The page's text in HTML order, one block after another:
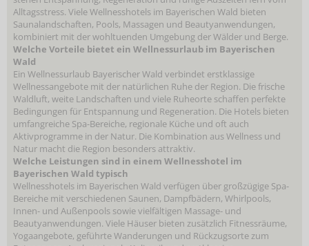
Alltagsstress. Viele Wellnesshotels im Bayerischen Wald bieten
Saunalandschaften, Pools, Massagen und Beautyanwendungen,
kombiniert mit der wohltuenden Umgebung der Wälder und Berge.
Welche Vorteile bietet ein Wellnessurlaub im Bayerischen
Wald
Ein Wellnessurlaub Bayerischer Wald verbindet erstklassige
Wellnessangebote mit der natürlichen Ruhe der Region. Die frische
Waldluft, weite Landschaften und viele Ruheorte schaffen perfekte
Bedingungen für Entspannung und Regeneration. Die Hotels bieten
umfangreiche Spa-Bereiche, regionale Küche und oft auch
Aktivprogramme in der Natur. Die Kombination aus Wellness und
Natur macht die Region besonders attraktiv.
Welche Leistungen sind in einem Wellnesshotel im
Bayerischen Wald typisch
Wellnesshotels im Bayerischen Wald verfügen über großzügige Spa-
Bereiche mit verschiedenen Saunen, Dampfbädern, Whirlpools,
Innen- und Außenpools sowie vielfältigen Massage- und
Beautyanwendungen. Viele Häuser bieten zusätzlich Fitnessräume,
Yogaangebote, geführte Wanderungen und Rückzugsorte zum